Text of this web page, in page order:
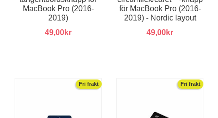
MacBook Pro (2016-
2019)
49,00kr
för MacBook Pro (2016-
2019) - Nordic layout
49,00kr
Fri frakt Fri frakt